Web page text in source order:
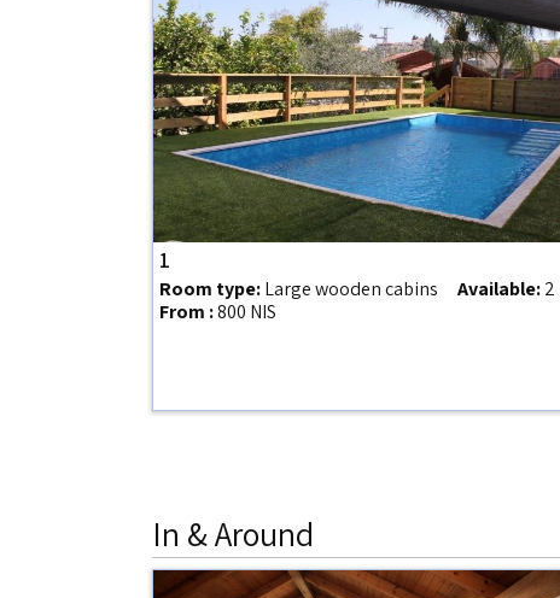
1
Room type:Large wooden cabins Available:2
From :800 NIS
In & Around